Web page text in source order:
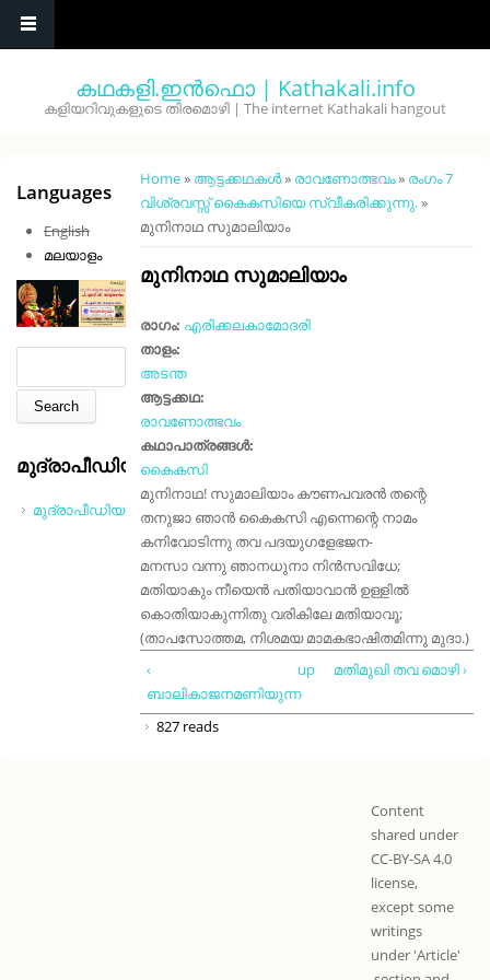
കഥകളി.ഇൻഫൊ | Kathakali.info
കളിയറിവുകളുടെ തിരമൊഴി | The internet Kathakali hangout
You are here
Home» ആട്ടക്കഥകൾ» രാവണോത്ഭവം» രംഗം 7
വിശ്രവസ്സ് കൈകസിയെ സ്വീകരിക്കുന്നു.»
മുനിനാഥ സുമാലിയാം
മുനിനാഥ സുമാലിയാം
രാഗം: എരിക്കലകാമോദരി
താളം:
അടന്ത
ആട്ടക്കഥ:
രാവണോത്ഭവം
കഥാപാത്രങ്ങൾ:
കൈകസി
മുനിനാഥ! സുമാലിയാം കൗണപവരൻ തന്റെ
തനുജാ ഞാൻ കൈകസി എന്നെന്റെ നാമം
കനിവോടിന്നു തവ പദയുഗളേഭജന-
മനസാ വന്നു ഞാനധുനാ നിൻസവിധേ;
മതിയാകും നീയെൻ പതിയാവാൻ ഉള്ളിൽ
കൊതിയാകുന്നിതു വരികിലേ മതിയാവൂ;
(താപസോത്തമ, നിശമയ മാമകഭാഷിതമിന്നു മുദാ.)
‹
ബാലികാജനമണിയുന്ന
up മതിമുഖി തവ മൊഴി ›
827 reads
Languages
English
മലയാളം
മുദ്രാപീഡിയ
മുദ്രാപീഡിയ
Content
shared under
CC-BY-SA 4.0
license,
except some
writings
under 'Article'